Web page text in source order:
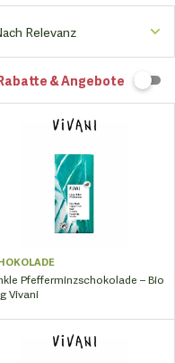
& Angebote
Pfefferminzschokolade – Bio
Vivani